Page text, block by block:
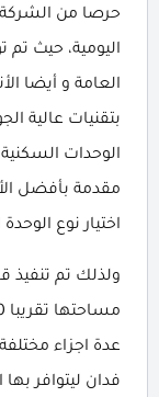
حرصا من الشركة
اليومية، حيث تم
العامة و أيضا
بتقنيات عالية
الوحدات
مقدمة بأفضل
اختيار نوع
ولذلك تم تنفيذ
فدان ليتوافر